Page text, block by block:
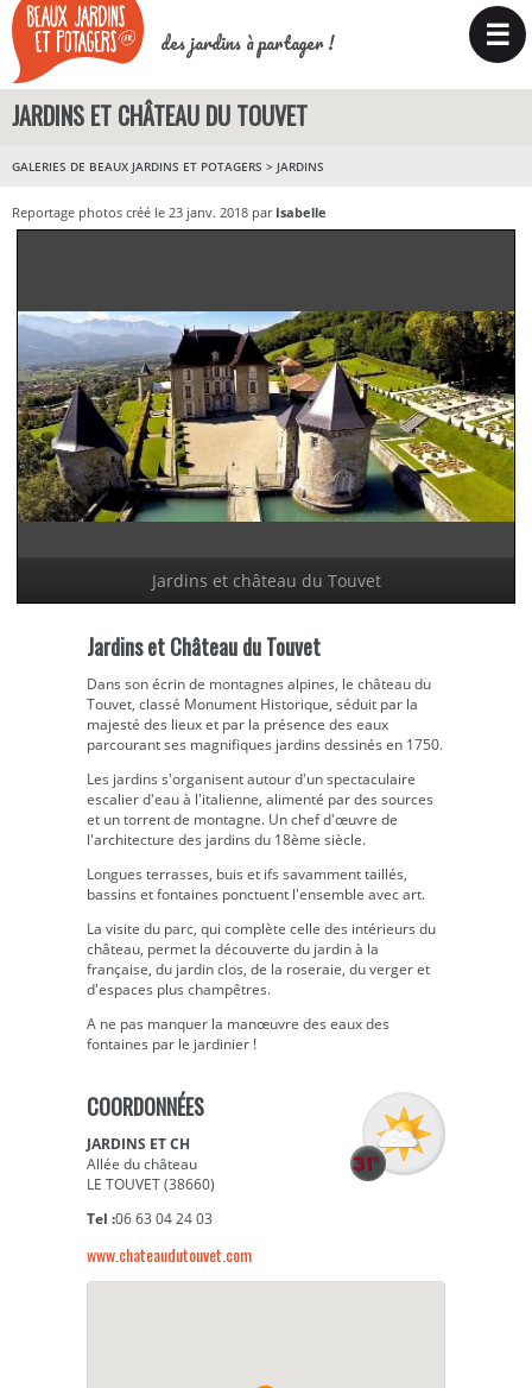
des jardins à partager ! ☰
JARDINS ET CHÂTEAU DU TOUVET
GALERIES DE BEAUX JARDINS ET POTAGERS > JARDINS
Reportage photos créé le 23 janv. 2018 par Isabelle
Jardins et château du Touvet
Jardins et Château du Touvet
Dans son écrin de montagnes alpines, le château du
Touvet, classé Monument Historique, séduit par la
majesté des lieux et par la présence des eaux
parcourant ses magnifiques jardins dessinés en 1750.
Les jardins s'organisent autour d'un spectaculaire
escalier d'eau à l'italienne, alimenté par des sources
et un torrent de montagne. Un chef d'œuvre de
l'architecture des jardins du 18ème siècle.
Longues terrasses, buis et ifs savamment taillés,
bassins et fontaines ponctuent l'ensemble avec art.
La visite du parc, qui complète celle des intérieurs du
château, permet la découverte du jardin à la
française, du jardin clos, de la roseraie, du verger et
d'espaces plus champêtres.
A ne pas manquer la manœuvre des eaux des
fontaines par le jardinier !
COORDONNÉES
JARDINS ET CH
Allée du château
LE TOUVET (38660)
Tel :06 63 04 24 03
www.chateaudutouvet.com